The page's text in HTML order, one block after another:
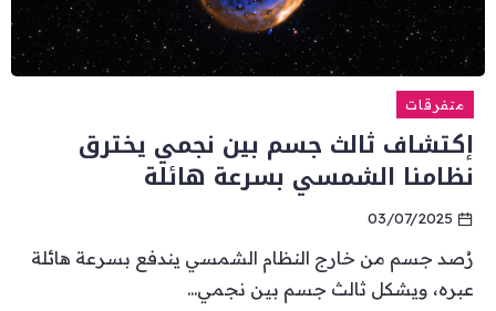
متفرقات
إكتشاف ثالث جسم بين نجمي يخترق
نظامنا الشمسي بسرعة هائلة
03/07/2025
رُصد جسم من خارج النظام الشمسي يندفع بسرعة هائلة
عبره، ويشكل ثالث جسم بين نجمي...